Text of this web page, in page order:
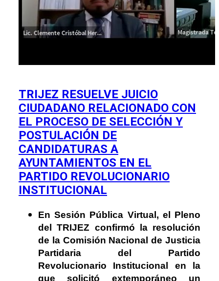
TRIJEZ RESUELVE JUICIO
CIUDADANO RELACIONADO CON
EL PROCESO DE SELECCIÓN Y
POSTULACIÓN DE
CANDIDATURAS A
AYUNTAMIENTOS EN EL
PARTIDO REVOLUCIONARIO
INSTITUCIONAL
En Sesión Pública Virtual, el Pleno
del TRIJEZ confirmó la resolución
de la Comisión Nacional de Justicia
Partidaria del Partido
Revolucionario Institucional en la
que solicitó extemporáneo un